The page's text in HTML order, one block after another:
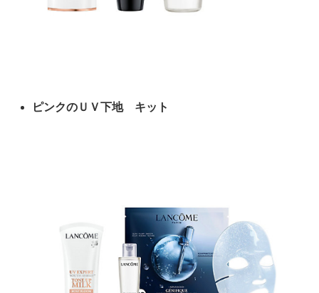
ピンクのＵＶ下地 キット